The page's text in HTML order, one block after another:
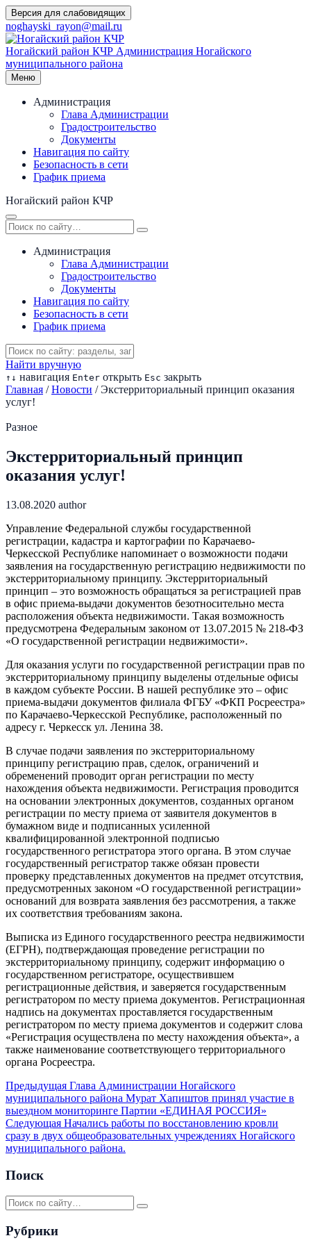
Перейти
к
содержимому
Версия для слабовидящих
noghayski_rayon@mail.ru
Ногайский район КЧР Администрация Ногайского
муниципального района
Меню
Администрация
Глава Администрации
Градостроительство
Документы
Навигация по сайту
Безопасность в сети
График приема
Ногайский район КЧР
Администрация
Глава Администрации
Градостроительство
Документы
Навигация по сайту
Безопасность в сети
График приема
Найти вручную
↑ ↓ навигация Enter открыть Esc закрыть
Главная / Новости / Экстерриториальный принцип оказания
услуг!
Разное
Экстерриториальный принцип
оказания услуг!
13.08.2020 author
Управление Федеральной службы государственной
регистрации, кадастра и картографии по Карачаево-
Черкесской Республике напоминает о возможности подачи
заявления на государственную регистрацию недвижимости по
экстерриториальному принципу. Экстерриториальный
принцип – это возможность обращаться за регистрацией прав
в офис приема-выдачи документов безотносительно места
расположения объекта недвижимости. Такая возможность
предусмотрена Федеральным законом от 13.07.2015 № 218-ФЗ
«О государственной регистрации недвижимости».
Для оказания услуги по государственной регистрации прав по
экстерриториальному принципу выделены отдельные офисы
в каждом субъекте России. В нашей республике это – офис
приема-выдачи документов филиала ФГБУ «ФКП Росреестра»
по Карачаево-Черкесской Республике, расположенный по
адресу г. Черкесск ул. Ленина 38.
В случае подачи заявления по экстерриториальному
принципу регистрацию прав, сделок, ограничений и
обременений проводит орган регистрации по месту
нахождения объекта недвижимости. Регистрация проводится
на основании электронных документов, созданных органом
регистрации по месту приема от заявителя документов в
бумажном виде и подписанных усиленной
квалифицированной электронной подписью
государственного регистратора этого органа. В этом случае
государственный регистратор также обязан провести
проверку представленных документов на предмет отсутствия,
предусмотренных законом «О государственной регистрации»
оснований для возврата заявления без рассмотрения, а также
их соответствия требованиям закона.
Выписка из Единого государственного реестра недвижимости
(ЕГРН), подтверждающая проведение регистрации по
экстерриториальному принципу, содержит информацию о
государственном регистраторе, осуществившем
регистрационные действия, и заверяется государственным
регистратором по месту приема документов. Регистрационная
надпись на документах проставляется государственным
регистратором по месту приема документов и содержит слова
«Регистрация осуществлена по месту нахождения объекта», а
также наименование соответствующего территориального
органа Росреестра.
Предыдущая Глава Администрации Ногайского
муниципального района Мурат Хапиштов принял участие в
выездном мониторинге Партии «ЕДИНАЯ РОССИЯ»
Следующая Начались работы по восстановлению кровли
сразу в двух общеобразовательных учреждениях Ногайского
муниципального района.
Поиск
Рубрики